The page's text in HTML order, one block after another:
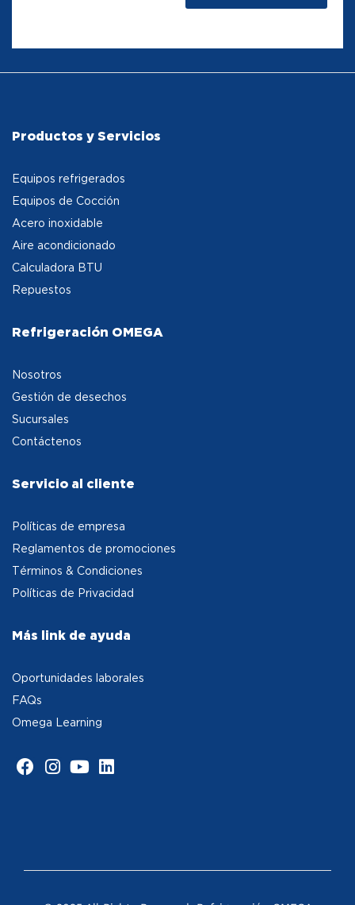
Productos y Servicios
Equipos refrigerados
Equipos de Cocción
Acero inoxidable
Aire acondicionado
Calculadora BTU
Repuestos
Refrigeración OMEGA
Nosotros
Gestión de desechos
Sucursales
Contáctenos
Servicio al cliente
Políticas de empresa
Reglamentos de promociones
Términos & Condiciones
Políticas de Privacidad
Más link de ayuda
Oportunidades laborales
FAQs
Omega Learning